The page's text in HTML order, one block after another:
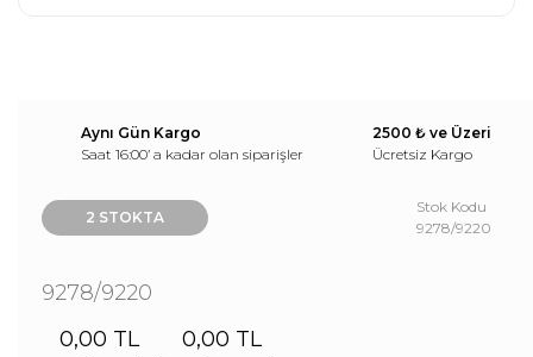
Aynı Gün Kargo
Saat 16:00’ a kadar olan siparişler
2500 ₺ ve Üzeri
Ücretsiz Kargo
2 STOKTA
Stok Kodu
9278/9220
9278/9220
0,00 TL
0,00 TL